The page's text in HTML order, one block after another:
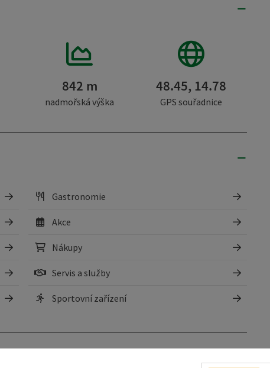
842 m
nadmořská výška
48.45, 14.78
GPS souřadnice
Gastronomie
Akce
Nákupy
Servis a služby
Sportovní zařízení